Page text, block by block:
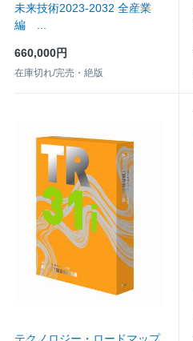
未来技術2023-2032 全産業
編 ...
660,000円
在庫切れ/完売・絶版